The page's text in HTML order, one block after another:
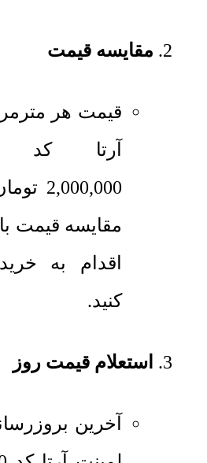
مقایسه قیمت
قیمت هر
آرتا کد 770 سدار
2,000,000
مقایسه قیمت
اقدام به
کنید.
استعلام قیمت روز
آخرین